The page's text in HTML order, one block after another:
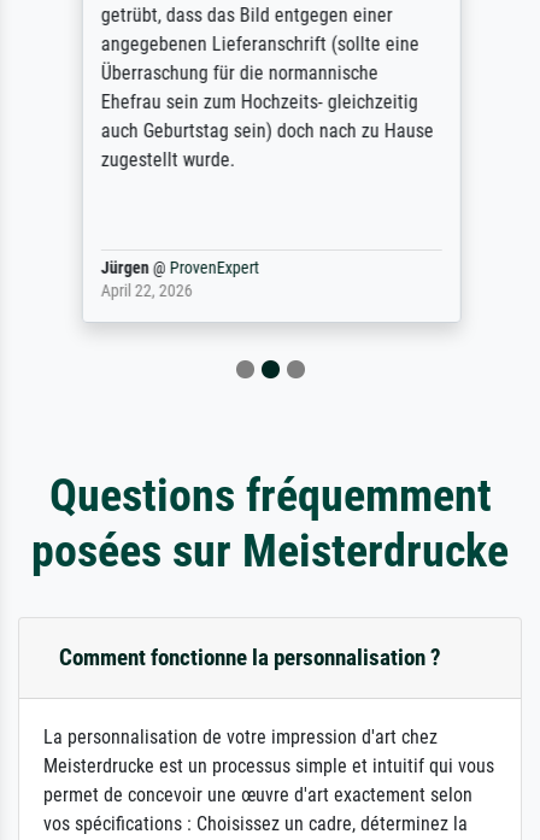
getrübt, dass das Bild entgegen einer
angegebenen Lieferanschrift (sollte eine
Überraschung für die normannische
Ehefrau sein zum Hochzeits- gleichzeitig
auch Geburtstag sein) doch nach zu Hause
zugestellt wurde.
Jürgen@ ProvenExpert
April 22, 2026
Questions fréquemment
posées sur Meisterdrucke
Comment fonctionne la personnalisation ?
La personnalisation de votre impression d'art chez
Meisterdrucke est un processus simple et intuitif qui vous
permet de concevoir une œuvre d'art exactement selon
vos spécifications : Choisissez un cadre, déterminez la